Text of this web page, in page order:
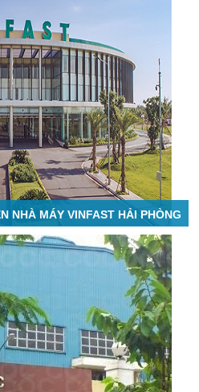
NHÀ MÁY VINFAST HẢI PHÒNG